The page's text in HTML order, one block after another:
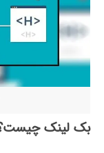
بک لینک چیست؟